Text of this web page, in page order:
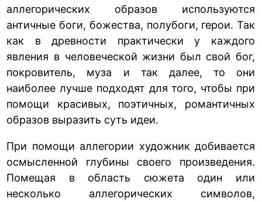
аллегорических образов используются
античные боги, божества, полубоги, герои. Так
как в древности практически у каждого
явления в человеческой жизни был свой бог,
покровитель, муза и так далее, то они
наиболее лучше подходят для того, чтобы при
помощи красивых, поэтичных, романтичных
образов выразить суть идеи.
При помощи аллегории художник добивается
осмысленной глубины своего произведения.
Помещая в область сюжета один или
несколько аллегорических символов,